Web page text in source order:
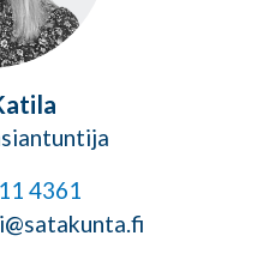
4361